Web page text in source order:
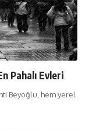
Pahalı Evleri
Beyoğlu, hem yerel